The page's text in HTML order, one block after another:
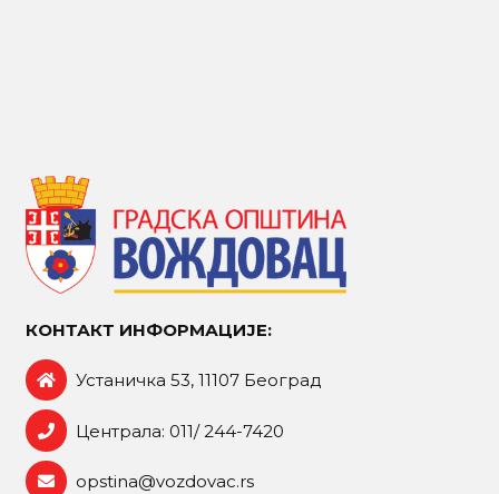
КОНТАКТ ИНФОРМАЦИЈЕ:
Устаничка 53, 11107 Београд
Централа: 011/ 244-7420
opstina@vozdovac.rs